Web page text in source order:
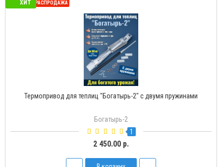
2" с двумя пружинами
1
Термопривод для